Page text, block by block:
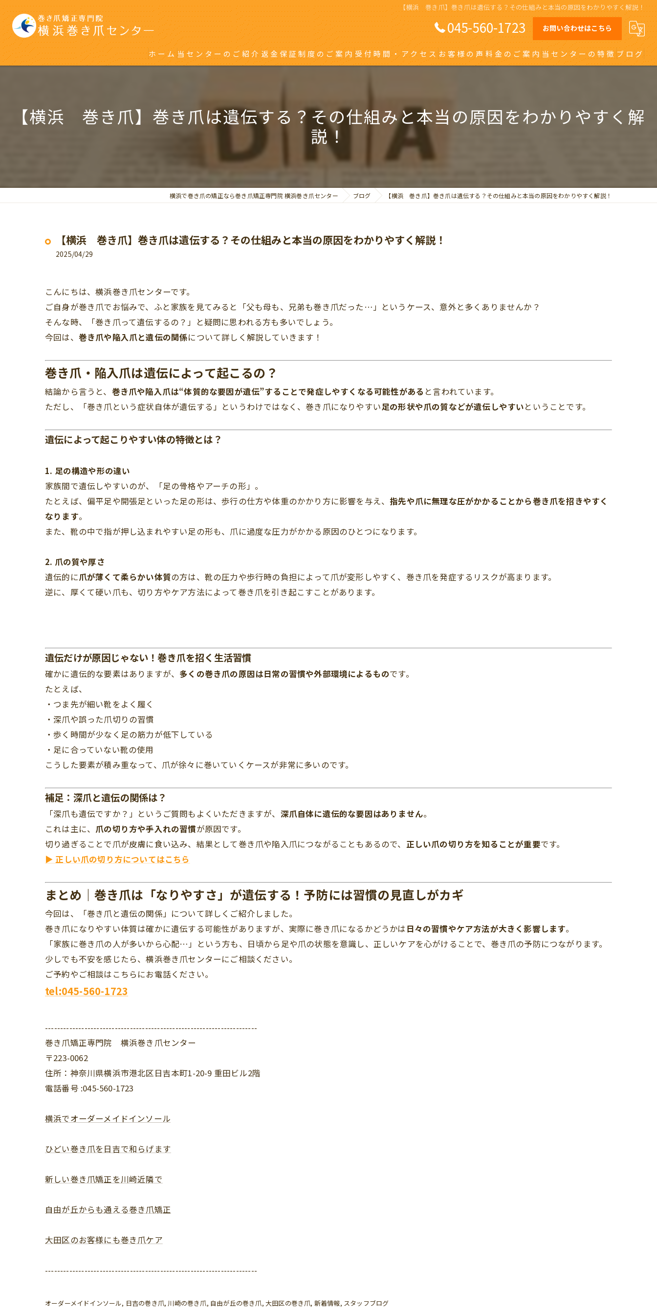
【横浜 巻き爪】巻き爪は遺伝する？その仕組みと本当の原因をわかりやすく解説！
045-560-1723 お問い合わせはこちら
ホーム当センターのご紹介
再発をくり返している方へ
返金保証制度のご案内受付時間・アクセスお客様の声料金のご案内当センターの特徴
日吉の巻き爪
ブログ
【横浜 巻き爪】巻き爪は遺伝する？その仕組みと本当の原因をわかりやすく解
説！
横浜で巻き爪の矯正なら巻き爪矯正専門院 横浜巻き爪センター ブログ 【横浜 巻き爪】巻き爪は遺伝する？その仕組みと本当の原因をわかりやすく解説！
【横浜 巻き爪】巻き爪は遺伝する？その仕組みと本当の原因をわかりやすく解説！
2025/04/29
こんにちは、横浜巻き爪センターです。
ご自身が巻き爪でお悩みで、ふと家族を見てみると「父も母も、兄弟も巻き爪だった…」というケース、意外と多くありませんか？
そんな時、「巻き爪って遺伝するの？」と疑問に思われる方も多いでしょう。
今回は、 巻き爪や陥入爪と遺伝の関係について詳しく解説していきます！
巻き爪・陥入爪は遺伝によって起こるの？
結論から言うと、 巻き爪や陥入爪は“体質的な要因が遺伝”することで発症しやすくなる可能性がある と言われています。
ただし、「巻き爪という症状自体が遺伝する」というわけではなく、巻き爪になりやすい足の形状や爪の質などが遺伝しやすいということです。
遺伝によって起こりやすい体の特徴とは？
1. 足の構造や形の違い
家族間で遺伝しやすいのが、「足の骨格やアーチの形」。
たとえば、偏平足や開張足といった足の形は、歩行の仕方や体重のかかり方に影響を与え、指先や爪に無理な圧がかかることから巻き爪を招きやすく
なります。
また、靴の中で指が押し込まれやすい足の形も、爪に過度な圧力がかかる原因のひとつになります。
2. 爪の質や厚さ
遺伝的に爪が薄くて柔らかい体質の方は、靴の圧力や歩行時の負担によって爪が変形しやすく、巻き爪を発症するリスクが高まります。
逆に、厚くて硬い爪も、切り方やケア方法によって巻き爪を引き起こすことがあります。
遺伝だけが原因じゃない！巻き爪を招く生活習慣
確かに遺伝的な要素はありますが、 多くの巻き爪の原因は日常の習慣や外部環境によるものです。
たとえば、
・つま先が細い靴をよく履く
・深爪や誤った爪切りの習慣
・歩く時間が少なく足の筋力が低下している
・足に合っていない靴の使用
こうした要素が積み重なって、爪が徐々に巻いていくケースが非常に多いのです。
補足：深爪と遺伝の関係は？
「深爪も遺伝ですか？」というご質問もよくいただきますが、 深爪自体に遺伝的な要因はありません。
これは主に、 爪の切り方や手入れの習慣が原因です。
切り過ぎることで爪が皮膚に食い込み、結果として巻き爪や陥入爪につながることもあるので、 正しい爪の切り方を知ることが重要です。
▶ 正しい爪の切り方についてはこちら
まとめ｜巻き爪は「なりやすさ」が遺伝する！予防には習慣の見直しがカギ
今回は、「巻き爪と遺伝の関係」について詳しくご紹介しました。
巻き爪になりやすい体質は確かに遺伝する可能性がありますが、実際に巻き爪になるかどうかは日々の習慣やケア方法が大きく影響します。
「家族に巻き爪の人が多いから心配…」という方も、日頃から足や爪の状態を意識し、正しいケアを心がけることで、巻き爪の予防につながります。
少しでも不安を感じたら、横浜巻き爪センターにご相談ください。
ご予約やご相談はこちらにお電話ください。
tel:045-560-1723
----------------------------------------------------------------------
巻き爪矯正専門院 横浜巻き爪センター
〒223-0062
住所：神奈川県横浜市港北区日吉本町1-20-9 重田ビル2階
電話番号 :045-560-1723
横浜でオーダーメイドインソール
ひどい巻き爪を日吉で和らげます
新しい巻き爪矯正を川崎近隣で
自由が丘からも通える巻き爪矯正
大田区のお客様にも巻き爪ケア
----------------------------------------------------------------------
オーダーメイドインソール 日吉の巻き爪 川崎の巻き爪 自由が丘の巻き爪 大田区の巻き爪 新着情報 スタッフブログ